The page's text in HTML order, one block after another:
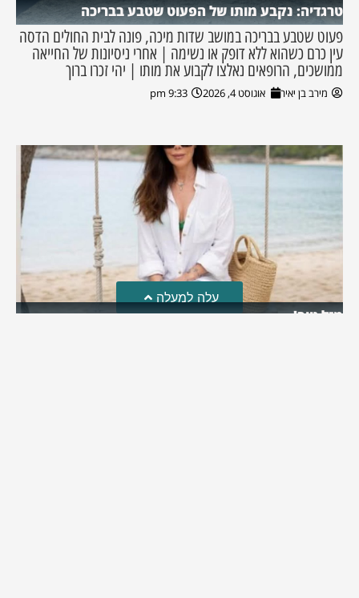
טרגדיה: נקבע מותו של הפעוט שטבע בבריכה
פעוט שטבע בבריכה במושב שדות מיכה, פונה לבית החולים הדסה
עין כרם כשהוא ללא דופק או נשימה | אחרי ניסיונות של החייאה
ממושכים, הרופאים נאלצו לקבוע את מותו | יהי זכרו ברוך
מירב בן יאיר אוגוסט 4, 2026 9:33 pm
מזל טוב!
עלה למעלה